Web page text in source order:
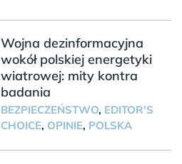
Wojna dezinformacyjna
wokół polskiej energetyki
wiatrowej: mity kontra
badania
BEZPIECZEŃSTWO, EDITOR'S
CHOICE, OPINIE, POLSKA